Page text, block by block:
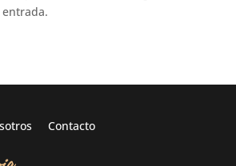
Contacto